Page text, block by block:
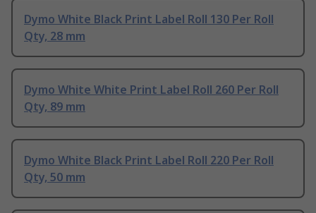
Dymo White Black Print Label Roll 130 Per Roll
Qty, 28 mm
Dymo White White Print Label Roll 260 Per Roll
Qty, 89 mm
Dymo White Black Print Label Roll 220 Per Roll
Qty, 50 mm